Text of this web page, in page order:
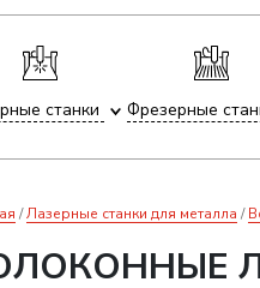
станки Фрезерные
Лазерные станки для металла